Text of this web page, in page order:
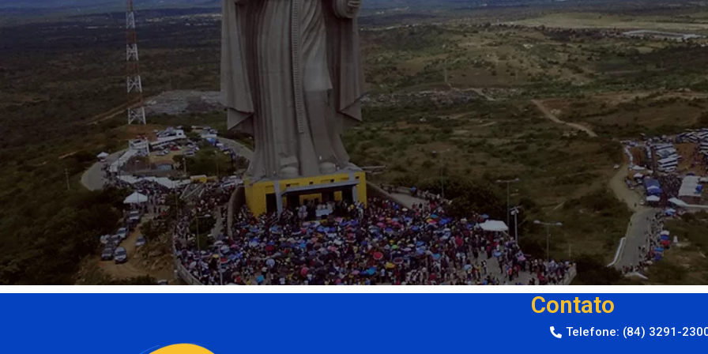
Contato
Telefone: (84) 3291-